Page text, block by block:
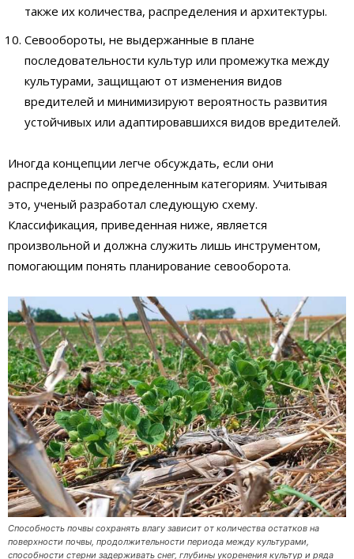
также их количества, распределения и архитектуры.
Севообороты, не выдержанные в плане
последовательности культур или промежутка между
культурами, защищают от изменения видов
вредителей и минимизируют вероятность развития
устойчивых или адаптировавшихся видов вредителей.
Иногда концепции легче обсуждать, если они
распределены по определенным категориям. Учитывая
это, ученый разработал следующую схему.
Классификация, приведенная ниже, является
произвольной и должна служить лишь инструментом,
помогающим понять планирование севооборота.
Способность почвы сохранять влагу зависит от количества остатков на
поверхности почвы, продолжительности периода между культурами,
способности стерни задерживать снег, глубины укоренения культур и ряда